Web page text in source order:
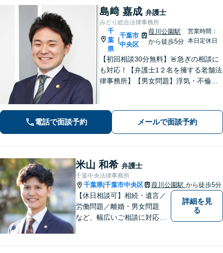
島﨑 嘉成 弁護士
みどり総合法律事務所
千
葉
県
千葉市
中央区
葭川公園駅
から徒歩5分
営業時間：
本日定休日
【初回相談30分無料】🚨急ぎの相談に
も対応！【弁護士1２名を擁する老舗法
律事務所】【男女問題】浮気・不倫の
【債権回収】売掛金の回収はお任せ
【葭川公園駅5分／千葉中央駅10分】
電話で面談予約 メールで面談予約
米山 和希 弁護士
千葉中央法律事務所
千葉県|千葉市中央区 葭川公園駅 から徒歩5分
【休日相談可】相続・遺言／
労働問題／離婚・男女問題
など、幅広いご相談に対応。
詳細を見
る